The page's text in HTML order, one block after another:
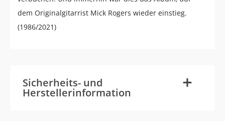
dem Originalgitarrist Mick Rogers wieder einstieg.
(1986/2021)
Sicherheits- und
Herstellerinformation +
-